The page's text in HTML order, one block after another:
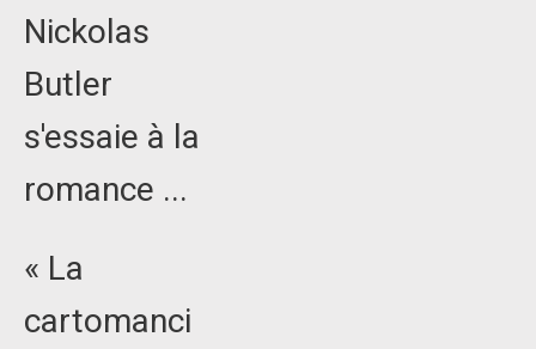
Nickolas
Butler
s'essaie à la
romance ...
« La
cartomanci